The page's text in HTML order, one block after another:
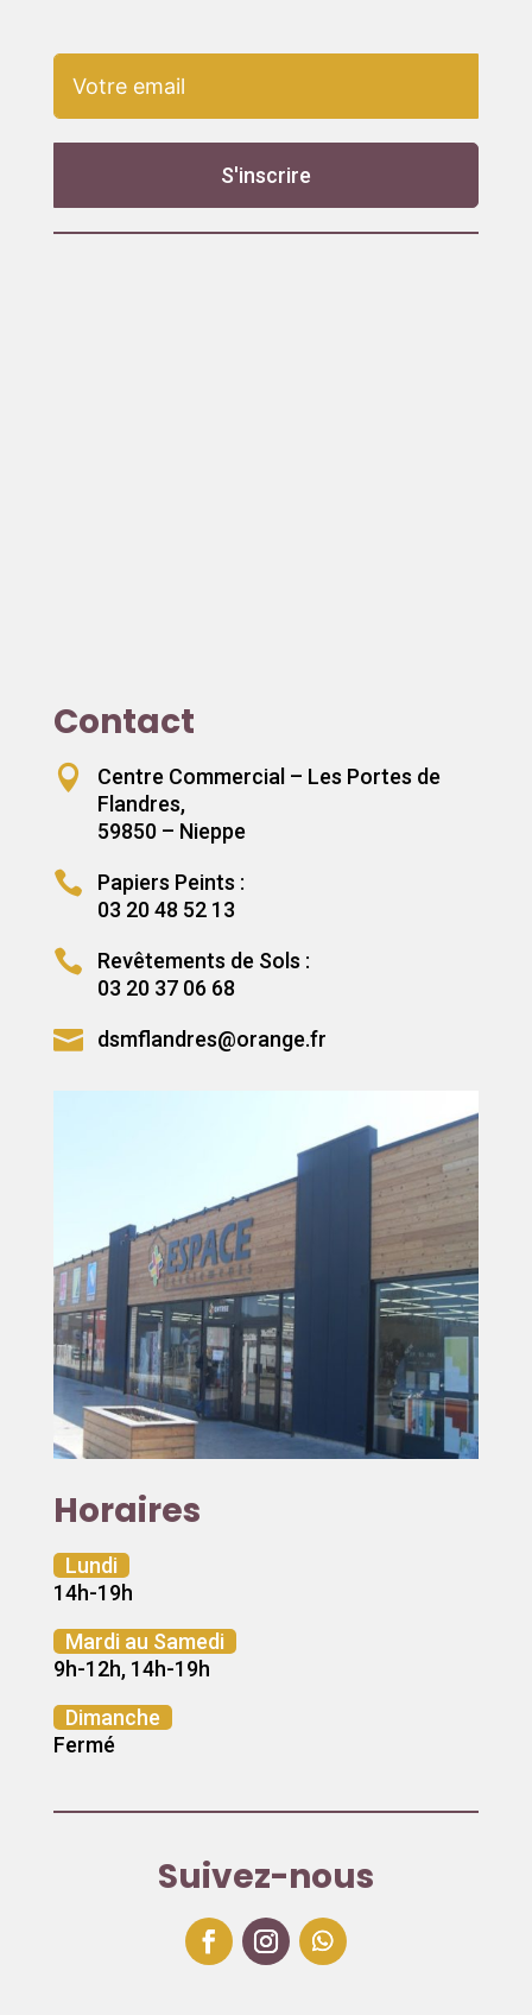
S'inscrire
Contact

Centre Commercial – Les Portes de
Flandres,
59850 – Nieppe

Papiers Peints :
03 20 48 52 13

Revêtements de Sols :
03 20 37 06 68
 dsmflandres@orange.fr
Horaires
Lundi
14h-19h
Mardi au Samedi
9h-12h, 14h-19h
Dimanche
Fermé
Suivez-nous